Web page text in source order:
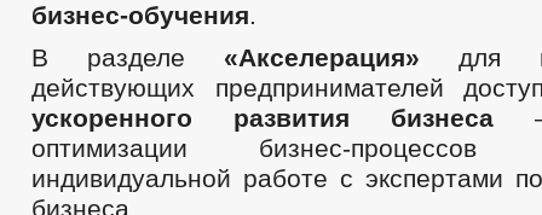
бизнес-обучения.
В разделе «Акселерация» для
действующих предпринимателей
ускоренного развития бизнеса –
оптимизации бизнес-
индивидуальной работе с экспертами
бизнеса.